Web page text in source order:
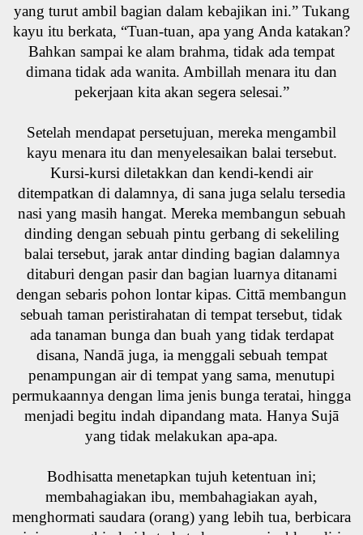
yang turut ambil bagian dalam kebajikan ini.” Tukang
kayu itu berkata, “Tuan-tuan, apa yang Anda katakan?
Bahkan sampai ke alam brahma, tidak ada tempat
dimana tidak ada wanita. Ambillah menara itu dan
pekerjaan kita akan segera selesai.”
Setelah mendapat persetujuan, mereka mengambil
kayu menara itu dan menyelesaikan balai tersebut.
Kursi-kursi diletakkan dan kendi-kendi air
ditempatkan di dalamnya, di sana juga selalu tersedia
nasi yang masih hangat. Mereka membangun sebuah
dinding dengan sebuah pintu gerbang di sekeliling
balai tersebut, jarak antar dinding bagian dalamnya
ditaburi dengan pasir dan bagian luarnya ditanami
dengan sebaris pohon lontar kipas. Cittā membangun
sebuah taman peristirahatan di tempat tersebut, tidak
ada tanaman bunga dan buah yang tidak terdapat
disana, Nandā juga, ia menggali sebuah tempat
penampungan air di tempat yang sama, menutupi
permukaannya dengan lima jenis bunga teratai, hingga
menjadi begitu indah dipandang mata. Hanya Sujā
yang tidak melakukan apa-apa.
Bodhisatta menetapkan tujuh ketentuan ini;
membahagiakan ibu, membahagiakan ayah,
menghormati saudara (orang) yang lebih tua, berbicara